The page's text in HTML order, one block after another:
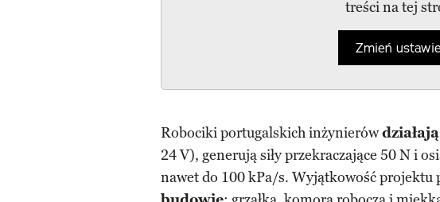
treści na tej
Zmień
Robociki portugalskich inżynierów
24 V), generują siły przekraczające 50 N i
nawet do 100 kPa/s. Wyjątkowość projektu